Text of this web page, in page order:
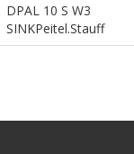
DPAL 10 S W3
SINKPeitel.Stauff